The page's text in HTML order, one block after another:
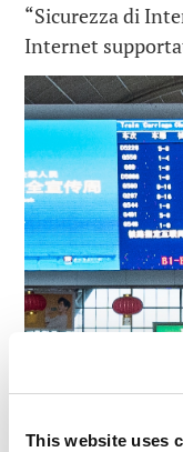
This website uses
“Sicurezza di
Internet
piano)… di una